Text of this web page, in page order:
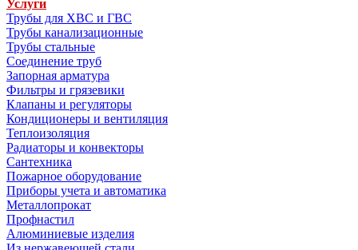
Услуги
Трубы для ХВС и ГВС
Трубы канализационные
Трубы стальные
Соединение труб
Запорная арматура
Фильтры и грязевики
Клапаны и регуляторы
Кондиционеры и вентиляция
Теплоизоляция
Радиаторы и конвекторы
Сантехника
Пожарное оборудование
Приборы учета и автоматика
Металлопрокат
Профнастил
Алюминиевые изделия